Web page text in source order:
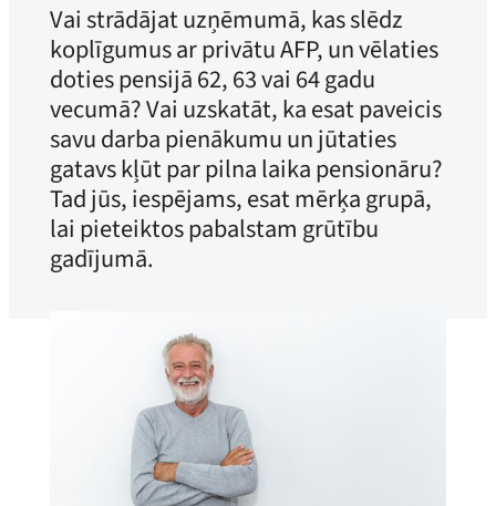
Vai strādājat uzņēmumā, kas slēdz
koplīgumus ar privātu AFP, un vēlaties
doties pensijā 62, 63 vai 64 gadu
vecumā? Vai uzskatāt, ka esat paveicis
savu darba pienākumu un jūtaties
gatavs kļūt par pilna laika pensionāru?
Tad jūs, iespējams, esat mērķa grupā,
lai pieteiktos pabalstam grūtību
gadījumā.